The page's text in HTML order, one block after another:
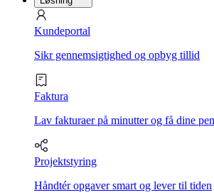
Kundeportal
Sikr gennemsigtighed og opbyg tillid
Faktura
Lav fakturaer på minutter og få dine
Projektstyring
Håndtér opgaver smart og lever til tiden